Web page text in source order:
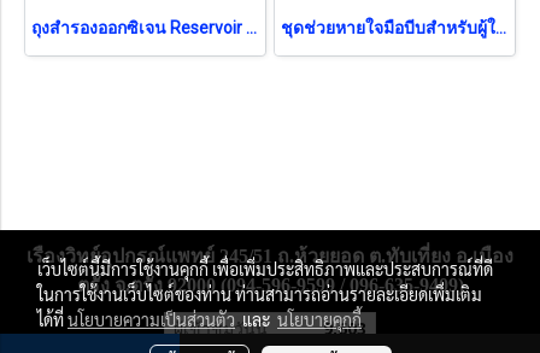
ถุงสำรองออกซิเจน Reservoir Bag - Silicone 2000 mL (ต่อ Ambu) (AR0097) ชุดช่วยหายใจมือบีบสำหรับผู้ใหญ่ Ambu Bag MF-LAB Adult (ถุง PVC) (SSI-01-RTMA)
เรืองวิทย์อุปกรณ์แพทย์ 245/51 ถ.ห้วยยอด ต.ทับเที่ยง อ.เมือง
ตรัง จ.ตรัง 92000 (094-596-9599 / 096-635-9409)
ผู้เข้าชมวันนี้ 9,603
เว็บไซต์นี้มีการใช้งานคุกกี้ เพื่อเพิ่มประสิทธิภาพและประสบการณ์ที่ดี
ในการใช้งานเว็บไซต์ของท่าน ท่านสามารถอ่านรายละเอียดเพิ่มเติม
ได้ที่นโยบายความเป็นส่วนตัวและนโยบายคุกกี้